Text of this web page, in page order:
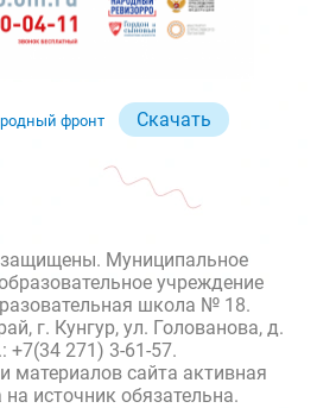
фронт Скачать
защищены. Муниципальное
учреждение
школа № 18.
г. Кунгур, ул. Голованова, д.
+7(34 271) 3-61-57.
материалов сайта активная
источник обязательна.